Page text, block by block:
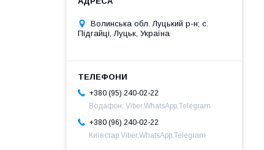
Волинська обл. Луцький р-н; с.
Підгайці, Луцьк, Україна
+380 (95) 240-02-22
Водафон: Viber,WhatsApp,Telegram
+380 (96) 240-02-22
Київстар:Viber,WhatsApp,Telegram